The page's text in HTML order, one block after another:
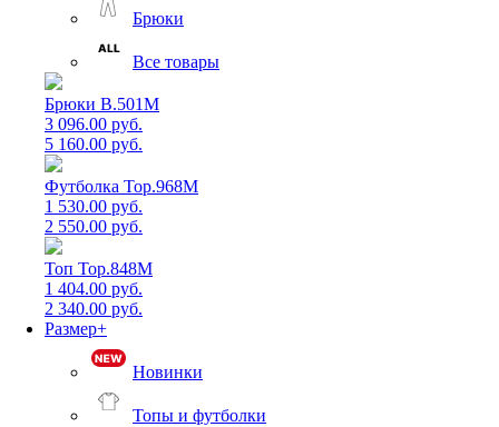
Брюки
Все товары
Брюки B.501M
3 096.00 руб.
5 160.00 руб.
Футболка Top.968M
1 530.00 руб.
2 550.00 руб.
Топ Top.848M
1 404.00 руб.
2 340.00 руб.
Размер+
Новинки
Топы и футболки